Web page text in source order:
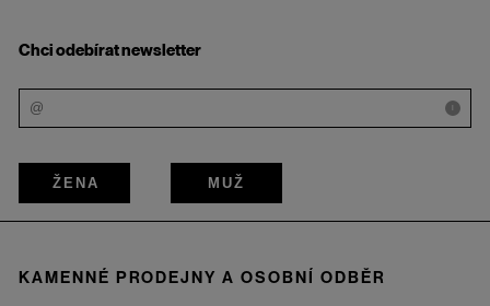
Chci odebírat newsletter
i
ŽENA MUŽ
KAMENNÉ PRODEJNY A OSOBNÍ ODBĚR